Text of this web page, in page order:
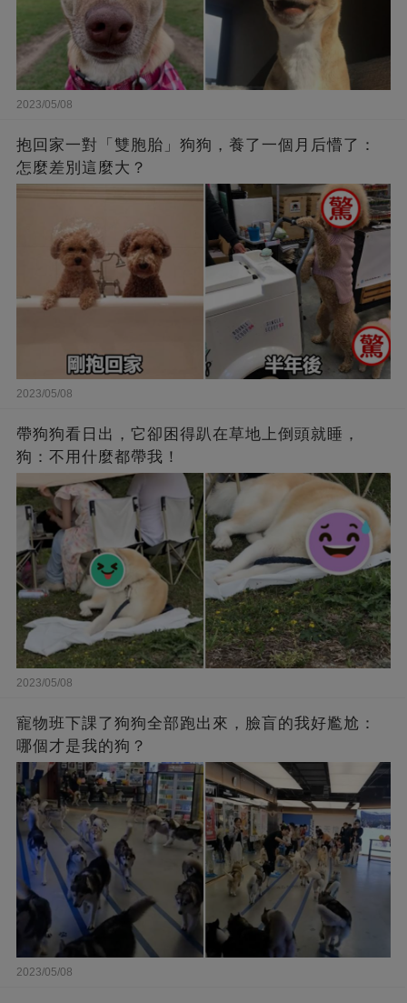
2023/05/08
抱回家一對「雙胞胎」狗狗，養了一個月后懵了：
怎麼差別這麼大？
2023/05/08
帶狗狗看日出，它卻困得趴在草地上倒頭就睡，
狗：不用什麼都帶我！
2023/05/08
寵物班下課了狗狗全部跑出來，臉盲的我好尷尬：
哪個才是我的狗？
2023/05/08